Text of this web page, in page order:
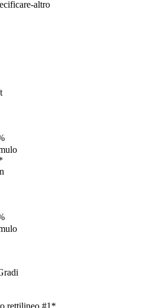
altro
rettilineo #1 *